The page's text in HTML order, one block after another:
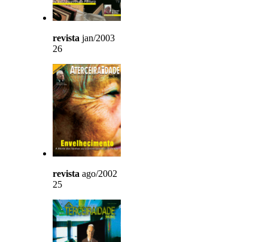
revista jan/2003
26
revista ago/2002
25